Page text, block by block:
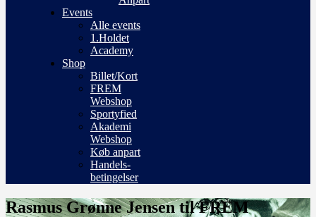
Events
Alle events
1.Holdet
Academy
Shop
Billet/Kort
FREM
Webshop
Sportyfied
Akademi
Webshop
Køb anpart
Handels-
betingelser
Rasmus Grønne Jensen til FREM